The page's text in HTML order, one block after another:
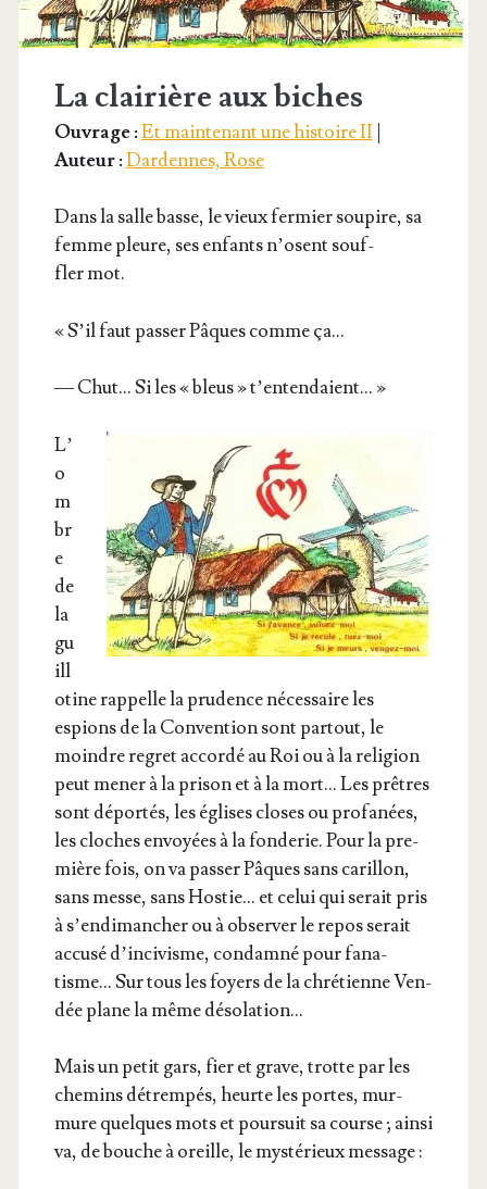
La clairière aux biches
Ouvrage :Et maintenant une histoire II
Auteur :Dardennes, Rose
Dans la salle basse, le vieux fer­mier sou­pire, sa
femme pleure, ses enfants n’osent souf­
fler mot.
« S’il faut pas­ser Pâques comme ça…
— Chut… Si les « bleus » t’entendaient… »
L’
o
m
br
e
de
la
gu
ill
o­tine rap­pelle la pru­dence néces­saire les
espions de la Conven­tion sont par­tout, le
moindre regret accor­dé au Roi ou à la reli­gion
peut mener à la pri­son et à la mort… Les prêtres
sont dépor­tés, les églises closes ou pro­fa­nées,
les cloches envoyées à la fon­de­rie. Pour la pre­
mière fois, on va pas­ser Pâques sans carillon,
sans messe, sans Hos­tie… et celui qui serait pris
à s’en­di­man­cher ou à obser­ver le repos serait
accu­sé d’in­ci­visme, condam­né pour fana­
tisme… Sur tous les foyers de la chré­tienne Ven­
dée plane la même désolation…
Mais un petit gars, fier et grave, trotte par les
che­mins détrem­pés, heurte les portes, mur­
mure quelques mots et pour­suit sa course ; ain­si
va, de bouche à oreille, le mys­té­rieux message :